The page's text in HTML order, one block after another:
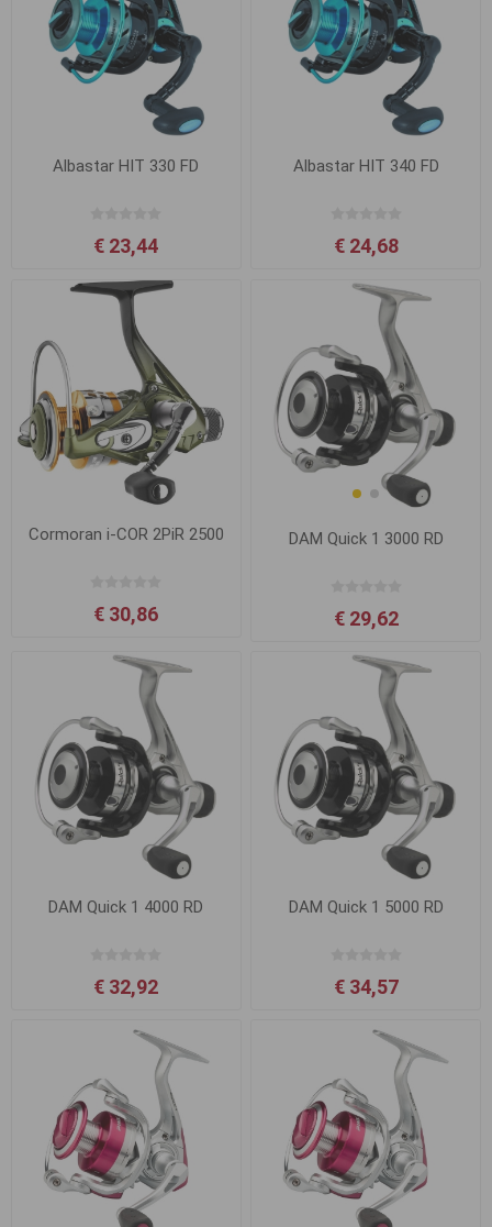
Albastar HIT 330 FD
€ 23,44
Albastar HIT 340 FD
€ 24,68
Cormoran i-COR 2PiR 2500
€ 30,86
DAM Quick 1 3000 RD
€ 29,62
DAM Quick 1 4000 RD
€ 32,92
DAM Quick 1 5000 RD
€ 34,57